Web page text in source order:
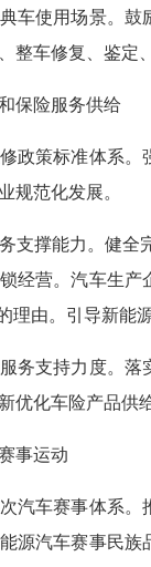
典车使用场景。
整车修复、鉴定
保险服务供给
修政策标准体系
规范化发展。
务支撑能力。健
经营。汽车生
理由。引导新能
服务支持力度。
优化车险产品供
事运动
次汽车赛事体系
源汽车赛事民